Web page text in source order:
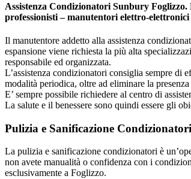
Assistenza Condizionatori Sunbury Foglizzo.
professionisti – manutentori elettro-
Il manutentore addetto alla assistenza
espansione viene richiesta la più alta
responsabile ed organizzata.
L’assistenza condizionatori consiglia sempre di
modalità periodica, oltre ad eliminare la
E’ sempre possibile richiedere al centro di
La salute e il benessere sono quindi essere gli
Pulizia e Sanificazione
La pulizia e sanificazione condizionatori è
non avete manualità o confidenza con i
esclusivamente a Foglizzo.